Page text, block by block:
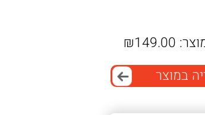
₪149.00
במוצר